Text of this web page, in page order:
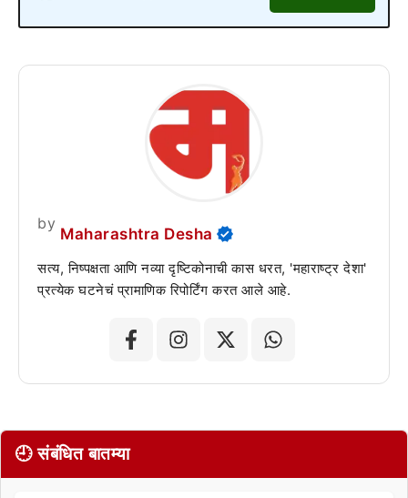
by
Maharashtra Desha
सत्य, निष्पक्षता आणि नव्या दृष्टिकोनाची कास धरत, 'महाराष्ट्र देशा'
प्रत्येक घटनेचं प्रामाणिक रिपोर्टिंग करत आले आहे.
🕘 संबंधित बातम्या